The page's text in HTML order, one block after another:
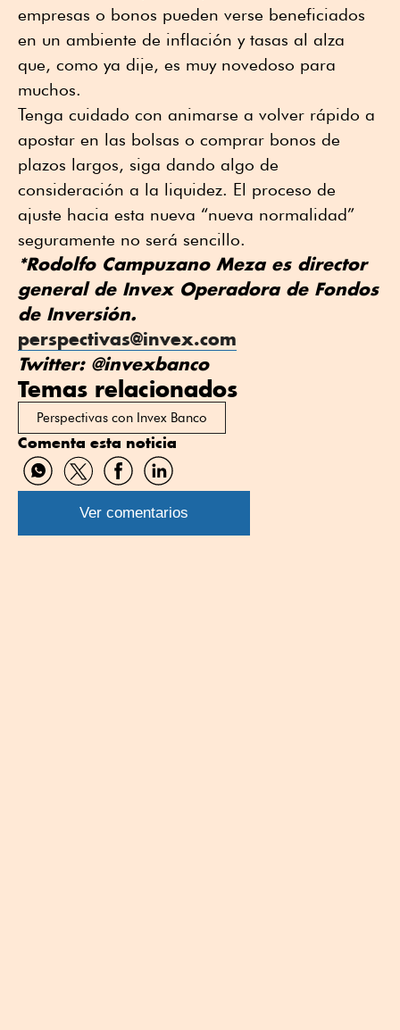
empresas o bonos pueden verse beneficiados
en un ambiente de inflación y tasas al alza
que, como ya dije, es muy novedoso para
muchos.
Tenga cuidado con animarse a volver rápido a
apostar en las bolsas o comprar bonos de
plazos largos, siga dando algo de
consideración a la liquidez. El proceso de
ajuste hacia esta nueva “nueva normalidad”
seguramente no será sencillo.
*Rodolfo Campuzano Meza es director
general de Invex Operadora de Fondos
de Inversión.
perspectivas@invex.com
Twitter: @invexbanco
Temas relacionados
Perspectivas con Invex Banco
Comenta esta noticia
Compartir
por
WhatsApp
Compartir
por
Twitter
Compartir
por
Facebook
Compartir
por
Linkedin
Ver comentarios